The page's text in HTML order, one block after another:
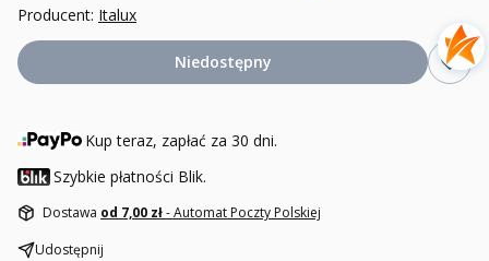
Producent: Italux
Niedostępny
Kup teraz, zapłać za 30 dni.
Szybkie płatności Blik.
Dostawa od 7,00 zł- Automat Poczty Polskiej
Udostępnij